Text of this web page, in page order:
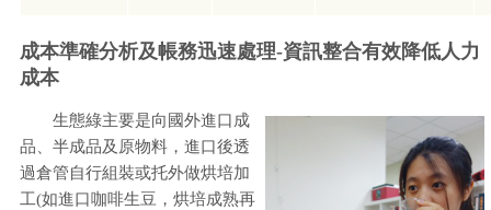
成本準確分析及帳務迅速處理-資訊整合有效降低人力
成本
生態綠主要是向國外進口成
品、半成品及原物料，進口後透
過倉管自行組裝或托外做烘培加
工(如進口咖啡生豆，烘培成熟再